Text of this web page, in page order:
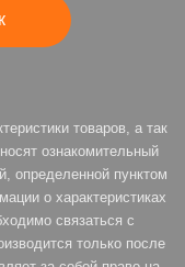
товаров, а так
ознакомительный
определенной пунктом
о характеристиках
связаться с
только после